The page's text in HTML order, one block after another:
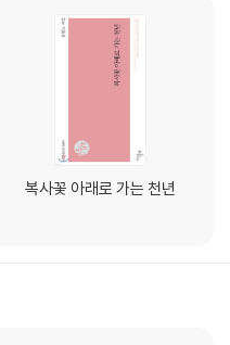
복사꽃 아래로 가는 천년